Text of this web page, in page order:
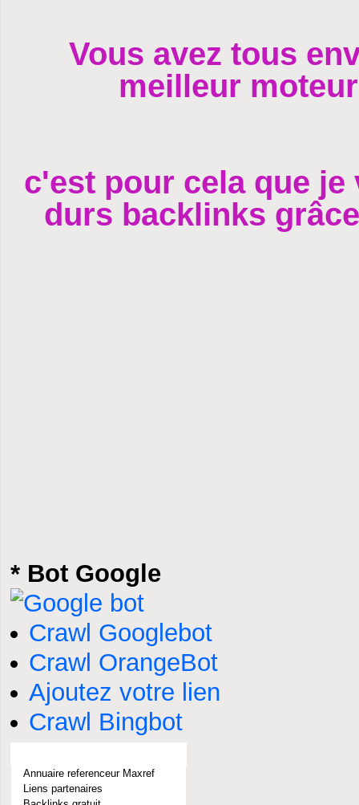
Vous avez tous
meilleur
c'est pour cela que
durs backlinks
* Bot Google
Crawl Googlebot
Crawl OrangeBot
Ajoutez votre lien
Crawl Bingbot
Annuaire referenceur Maxref
Liens partenaires